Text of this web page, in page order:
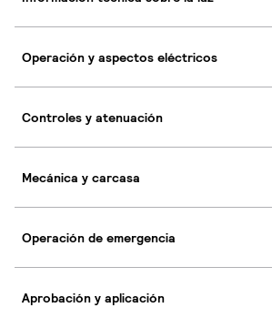
Operación y aspectos eléctricos
Controles y atenuación
Mecánica y carcasa
Operación de emergencia
Aprobación y aplicación